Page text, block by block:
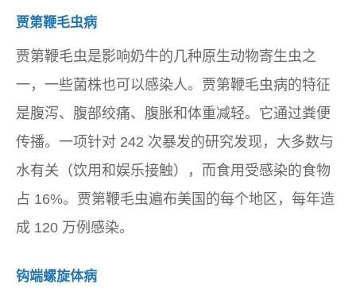
贾第鞭毛虫病
贾第鞭毛虫是影响奶牛的几种原生动物寄生虫之
一，一些菌株也可以感染人。贾第鞭毛虫病的特征
是腹泻、腹部绞痛、腹胀和体重减轻。它通过粪便
传播。一项针对 242 次暴发的研究发现，大多数与
水有关（饮用和娱乐接触），而食用受感染的食物
占 16%。贾第鞭毛虫遍布美国的每个地区，每年造
成 120 万例感染。
钩端螺旋体病